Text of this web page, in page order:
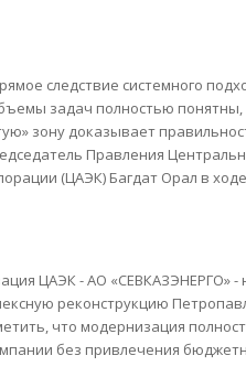
следствие системного
задач полностью
зону доказывает
Правления
(ЦАЭК) Багдат Орал в
ЦАЭК - АО «СЕВКАЗЭНЕРГО» -
реконструкцию
что модернизация
без привлечения